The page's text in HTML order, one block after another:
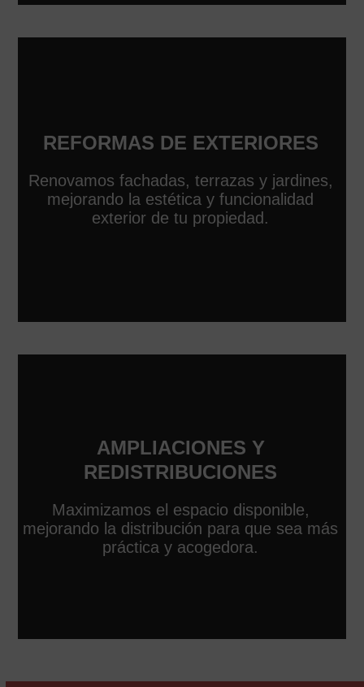
REFORMAS DE EXTERIORES
Renovamos fachadas, terrazas y jardines,
mejorando la estética y funcionalidad
exterior de tu propiedad.
AMPLIACIONES Y
REDISTRIBUCIONES
Maximizamos el espacio disponible,
mejorando la distribución para que sea más
práctica y acogedora.